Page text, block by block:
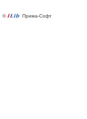
© Прима-Софт